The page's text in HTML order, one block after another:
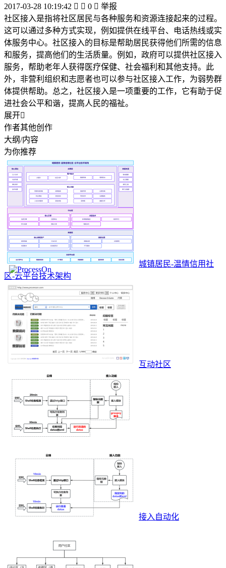
2017-03-28 10:19:42   0  举报
社区接入是指将社区居民与各种服务和资源连接起来的过程。
这可以通过多种方式实现，例如提供在线平台、电话热线或实
体服务中心。社区接入的目标是帮助居民获得他们所需的信息
和服务，提高他们的生活质量。例如，政府可以提供社区接入
服务，帮助老年人获得医疗保健、社会福利和其他支持。此
外，非营利组织和志愿者也可以参与社区接入工作，为弱势群
体提供帮助。总之，社区接入是一项重要的工作，它有助于促
进社会公平和谐，提高人民的福祉。
展开
作者其他创作
大纲/内容
为你推荐
城镇居民-温情信用社
区-云平台技术架构
互动社区
接入自动化